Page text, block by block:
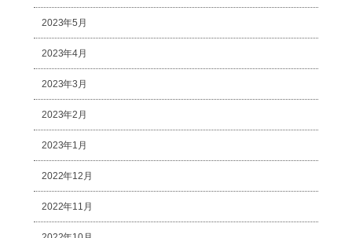
2023年5月
2023年4月
2023年3月
2023年2月
2023年1月
2022年12月
2022年11月